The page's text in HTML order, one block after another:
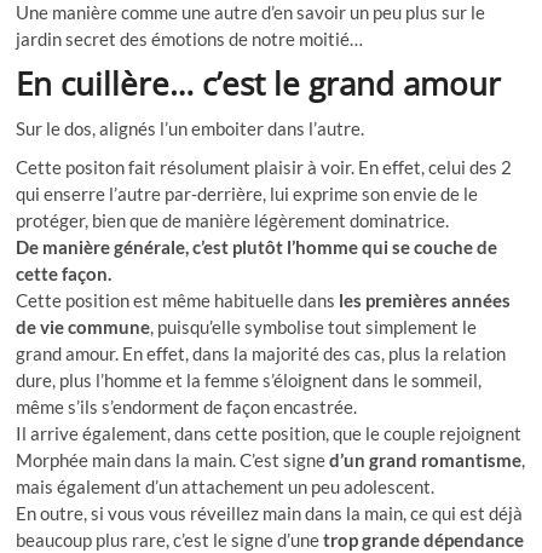
Une manière comme une autre d’en savoir un peu plus sur le
jardin secret des émotions de notre moitié…
En cuillère… c’est le grand amour
Sur le dos, alignés l’un emboiter dans l’autre.
Cette positon fait résolument plaisir à voir. En effet, celui des 2
qui enserre l’autre par-derrière, lui exprime son envie de le
protéger, bien que de manière légèrement dominatrice.
De manière générale, c’est plutôt l’homme qui se couche de
cette façon.
Cette position est même habituelle dans les premières années
de vie commune, puisqu’elle symbolise tout simplement le
grand amour. En effet, dans la majorité des cas, plus la relation
dure, plus l’homme et la femme s’éloignent dans le sommeil,
même s’ils s’endorment de façon encastrée.
Il arrive également, dans cette position, que le couple rejoignent
Morphée main dans la main. C’est signed’un grand romantisme,
mais également d’un attachement un peu adolescent.
En outre, si vous vous réveillez main dans la main, ce qui est déjà
beaucoup plus rare, c’est le signe d’unetrop grande dépendance